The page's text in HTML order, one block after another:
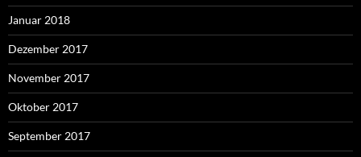
Januar 2018
Dezember 2017
November 2017
Oktober 2017
September 2017